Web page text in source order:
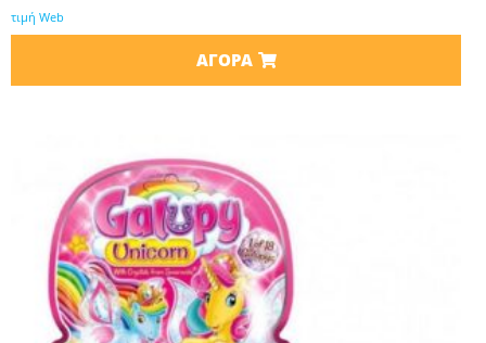
τιμή Web
ΑΓΟΡΆ